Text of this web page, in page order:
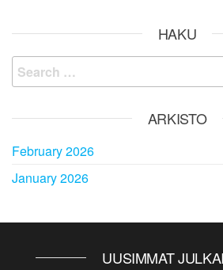
HAKU
Search
for:
ARKISTO
February 2026
January 2026
UUSIMMAT